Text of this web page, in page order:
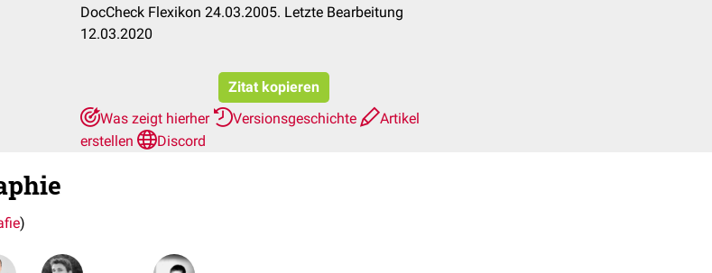
DocCheck Flexikon 24.03.2005. Letzte Bearbeitung
12.03.2020
Zitat kopieren
Was zeigt hierher
Versionsgeschichte
Artikel
erstellen
Discord
)